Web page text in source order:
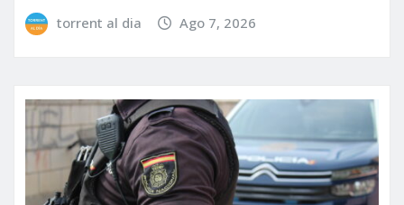
torrent al dia Ago 7, 2026